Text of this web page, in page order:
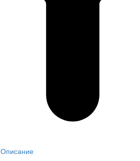
Описание